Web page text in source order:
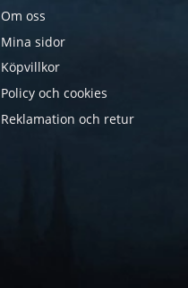
Om oss
Mina sidor
Köpvillkor
Policy och cookies
Reklamation och retur